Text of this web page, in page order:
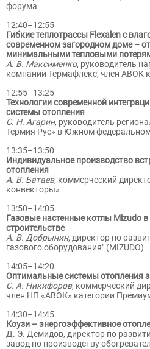
форума
12:40–12:55
Гибкие теплотрассы Flexalen с
современном загородном доме –
минимальными тепловыми
А. В. Максименко, руководитель
компании Термафлекс, член АВОК
12:55–13:25
Технологии современной
системы отопления
С. Н. Агарин, руководитель
Термия Рус» в Южном
13:35–13:50
Индивидуальное производство
отопления
А. В. Батаев, коммерческий
конвекторы»
13:50–14:05
Газовые настенные котлы Mizudo
строительстве
А. В. Добрынин, директор по
газового оборудования" (MIZUDO)
14:05–14:20
Оптимальные системы отопления
С. А. Никифоров, коммерческий
член НП «АВОК» категории
14:30–14:45
Коузи – энергоэффективное
Д. Э. Демидов, директор по
завод по производству